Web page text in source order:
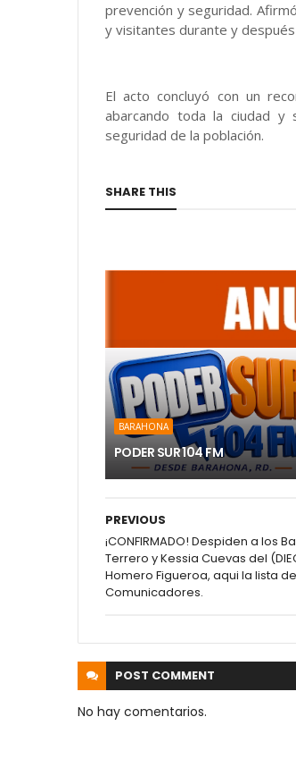
prevención y seguridad.
y visitantes durante y
El acto concluyó con un
abarcando toda la ciudad y
seguridad de la población.
SHARE THIS
BARAHONA
PODER SUR 104 FM
PREVIOUS
¡CONFIRMADO! Despiden a los
Terrero y Kessia Cuevas del
Homero Figueroa, aqui la lista
Comunicadores.
POST COMMENT
No hay comentarios.